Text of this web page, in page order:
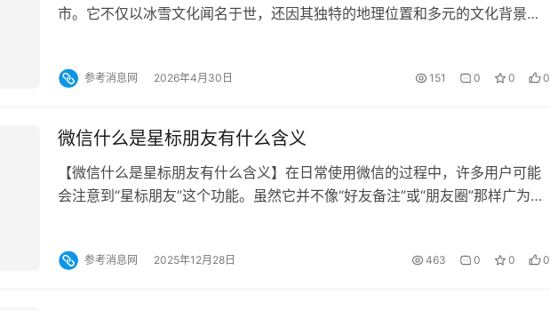
市。它不仅以冰雪文化闻名于世，还因其独特的地理位置和多元的文化背景而
与解释。 一、哈尔滨词语解释总结 “哈尔滨”是一个地名，来源于满语，意为
微信什么是星标朋友有什么含义
【微信什么是星标朋友有什么含义】在日常使用微信的过程中，许多用户可能
会注意到“星标朋友”这个功能。虽然它并不像“好友备注”或“朋友圈”那样广为人
该功能将特定的好友标记为“星标”，以便更方便地查找和管理。被星标的联系…